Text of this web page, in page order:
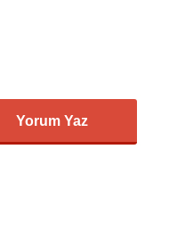
Yorum Yaz